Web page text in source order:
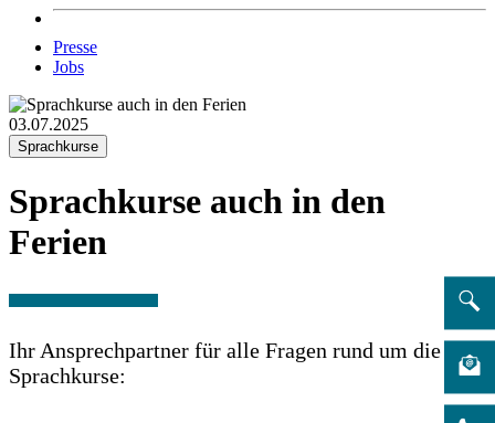
Presse
Jobs
03.07.2025
Sprachkurse
Sprachkurse auch in den
Ferien
Ihr Ansprechpartner für alle Fragen rund um die
Sprachkurse: